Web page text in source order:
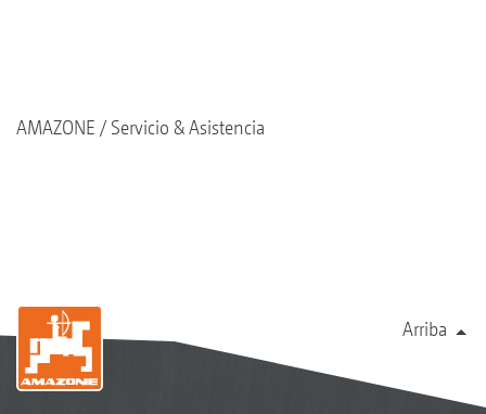
AMAZONE Servicio & Asistencia
Arriba